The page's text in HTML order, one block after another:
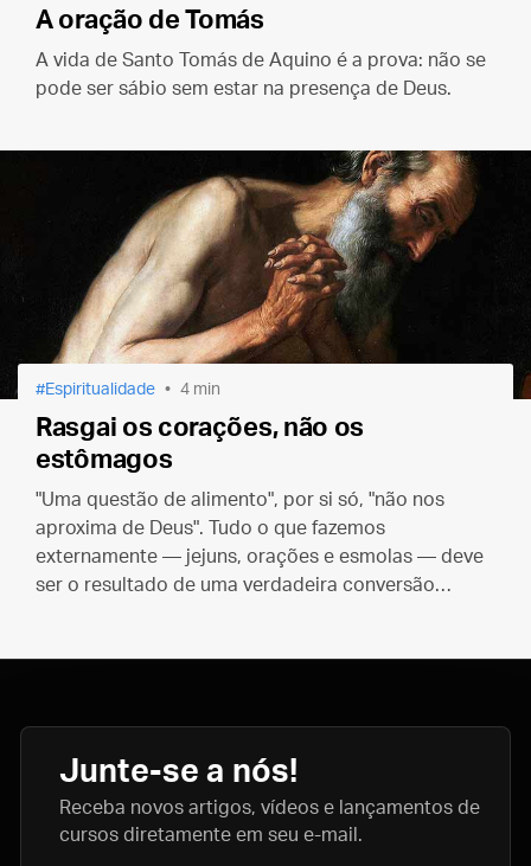
A oração de Tomás
A vida de Santo Tomás de Aquino é a prova: não se
pode ser sábio sem estar na presença de Deus.
Espiritualidade 4 min
Rasgai os corações, não os
estômagos
"Uma questão de alimento", por si só, "não nos
aproxima de Deus". Tudo o que fazemos
externamente — jejuns, orações e esmolas — deve
ser o resultado de uma verdadeira conversão
Junte-se a nós!
Receba novos artigos, vídeos e lançamentos de
cursos diretamente em seu e-mail.